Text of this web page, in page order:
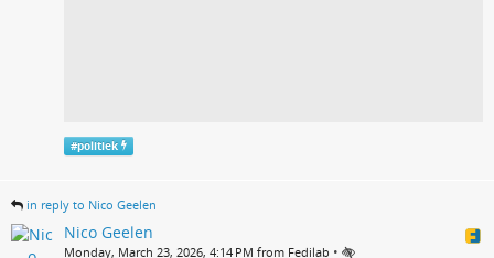
#politiek
in reply to Nico Geelen
Nico Geelen
Monday, March 23, 2026, 4:14 PM from Fedilab •